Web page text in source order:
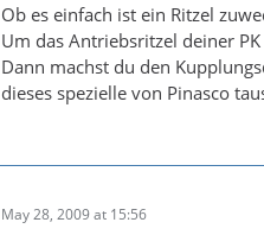
Ob es einfach ist ein Ritzel
Um das Antriebsritzel deiner
Dann machst du den
dieses spezielle von Pinasco
May 28, 2009 at 15:56